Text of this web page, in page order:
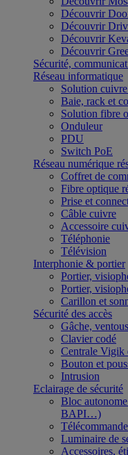
Découvrir
Découvrir
Découvrir
Découvrir
Sécurité,
Réseau informatique
Solution
Baie, rack et
Solution fibre
Onduleur
PDU
Switch PoE
Réseau numérique
Coffret de
Fibre optique
Prise et
Câble cuivre
Accessoire
Téléphonie
Télévision
Interphonie & portier
Portier,
Portier,
Carillon et
Sécurité des accès
Gâche,
Clavier codé
Centrale Vigik
Bouton et
Intrusion
Eclairage de sécurité
Bloc
BAPI…)
Luminaire de
Accessoires,